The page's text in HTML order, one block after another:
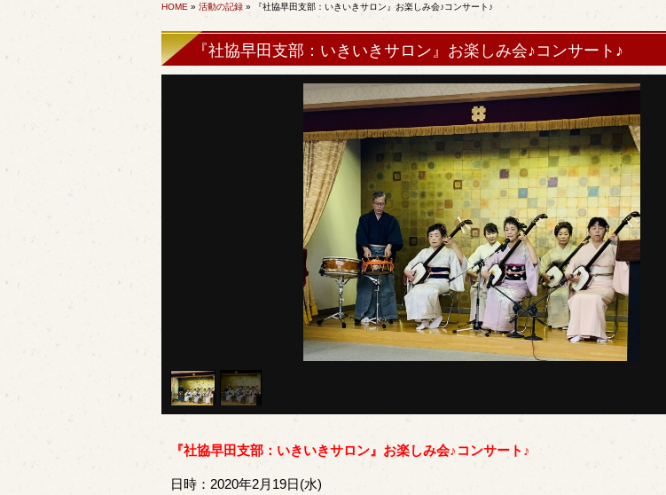
HOME » 活動の記録 » 『社協早田支部：いきいきサロン』お楽しみ会♪コンサート♪
『社協早田支部：いきいきサロン』お楽しみ会♪コンサート♪
『社協早田支部：いきいきサロン』お楽しみ会♪コンサート♪
日時：2020年2月19日(水)